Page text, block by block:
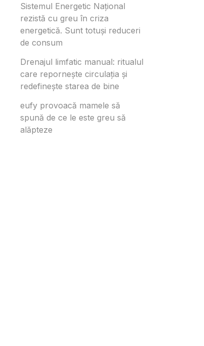
Sistemul Energetic Național
rezistă cu greu în criza
energetică. Sunt totuși reduceri
de consum
Drenajul limfatic manual: ritualul
care repornește circulația și
redefinește starea de bine
eufy provoacă mamele să
spună de ce le este greu să
alăpteze